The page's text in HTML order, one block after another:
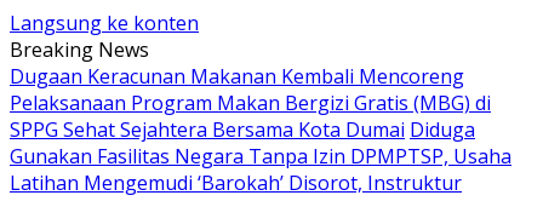
Langsung ke konten
Breaking News
Dugaan Keracunan Makanan Kembali Mencoreng
Pelaksanaan Program Makan Bergizi Gratis (MBG) di
SPPG Sehat Sejahtera Bersama Kota Dumai Diduga
Gunakan Fasilitas Negara Tanpa Izin DPMPTSP, Usaha
Latihan Mengemudi ‘Barokah’ Disorot, Instruktur